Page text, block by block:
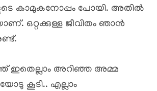
കാമുകനോപ്പം പോയി. അതിൽ
ഒറ്റക്കുള്ള ജീവിതം ഞാൻ
ഇതെല്ലാം അറിഞ്ഞ അമ്മ
കൂടി.. എല്ലാം